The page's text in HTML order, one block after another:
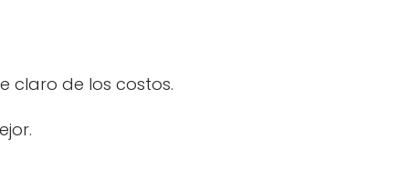
claro de los costos.